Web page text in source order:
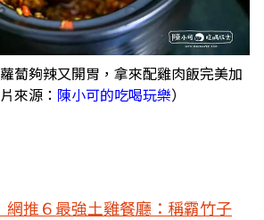
蔔夠辣又開胃，拿來配雞肉飯完美加
來源： 陳小可的吃喝玩樂）
網推６最強土雞餐廳：稱霸竹子